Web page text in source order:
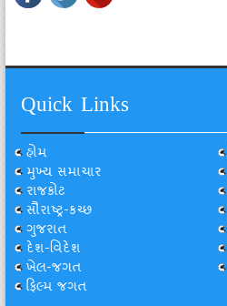
Quick Links
હોમ
મુખ્ય સમાચાર
રાજકોટ
સૌરાષ્ટ્ર-કચ્છ
ગુજરાત
દેશ-વિદેશ
ખેલ-જગત
ફિલ્મ જગત